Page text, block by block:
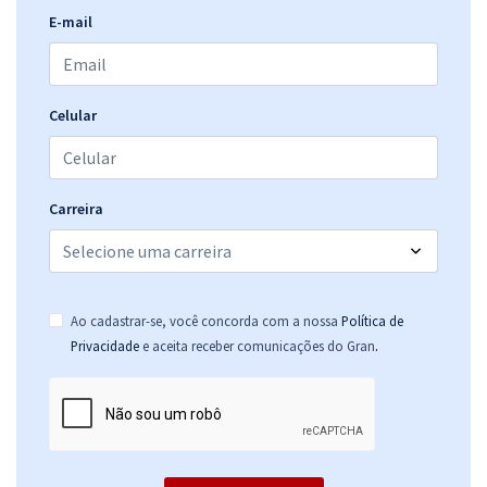
UNESP - Universidade Estadual Paulista - Assistente Operacional III
R$ 337,44à vista
Economize R$ 84,36 (-20%)
Comprar
UNESP - Universidade Estadual Paulista “Júlio de Mesquita Filho" -
Todos os Cargos
R$ 271,84à vista
R$22,65
Economize R$ 67,96 (-20%)
Comprar
E-mail
Celular
Carreira
Ao cadastrar-se, você concorda com a nossa Política de
Privacidade e aceita receber comunicações do Gran.